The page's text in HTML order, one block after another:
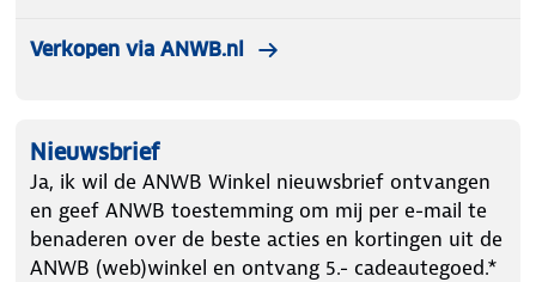
Verkopen via ANWB.nl
Nieuwsbrief
Ja, ik wil de ANWB Winkel nieuwsbrief ontvangen
en geef ANWB toestemming om mij per e-mail te
benaderen over de beste acties en kortingen uit de
ANWB (web)winkel en ontvang 5.- cadeautegoed.*